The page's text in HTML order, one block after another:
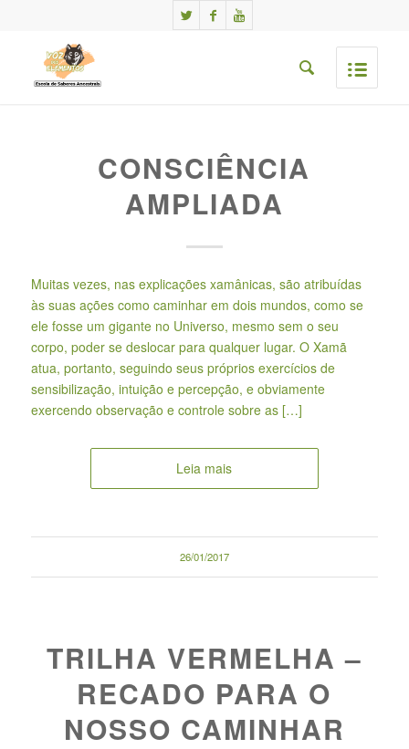
CONSCIÊNCIA
AMPLIADA
Muitas vezes, nas explicações xamânicas, são atribuídas
às suas ações como caminhar em dois mundos, como se
ele fosse um gigante no Universo, mesmo sem o seu
corpo, poder se deslocar para qualquer lugar. O Xamã
atua, portanto, seguindo seus próprios exercícios de
sensibilização, intuição e percepção, e obviamente
exercendo observação e controle sobre as […]
Leia mais
26/01/2017
TRILHA VERMELHA –
RECADO PARA O
NOSSO CAMINHAR